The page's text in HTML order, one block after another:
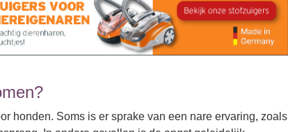
honden. Soms is er sprake van een nare ervaring, zoals